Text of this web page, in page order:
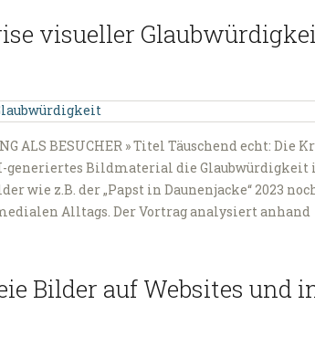
visueller
ALS BESUCHER » Titel Täuschend echt: Die
generiertes Bildmaterial die Glaubwürdigkeit
wie z.B. der „Papst in Daunenjacke“ 2023
Alltags. Der Vortrag analysiert anhand
Bilder auf Websites und